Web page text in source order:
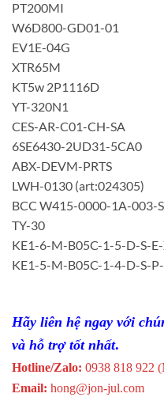
PT200MI
W6D800-GD01-01
EV1E-04G
XTR65M
KT5w 2P1116D
YT-320N1
CES-AR-C01-CH-SA
6SE6430-2UD31-5CA0
ABX-DEVM-PRTS
LWH-0130 (art:024305)
BCC W415-0000-1A-003-
TY-30
KE1-6-M-B05C-1-5-D-S-
KE1-5-M-B05C-1-4-D-S-
Hãy liên hệ ngay với
và hỗ trợ tốt nhất.
Hotline/Zalo: 0938 818 922
Email: hong@jon-jul.com